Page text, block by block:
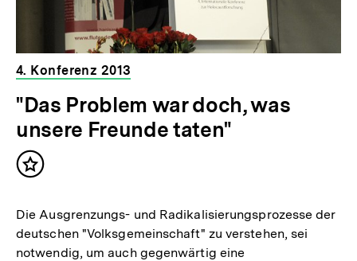
4. Konferenz 2013
"Das Problem war doch, was
unsere Freunde taten"
Inhalt
Die Ausgrenzungs- und Radikalisierungsprozesse der
deutschen "Volksgemeinschaft" zu verstehen, sei
notwendig, um auch gegenwärtig eine